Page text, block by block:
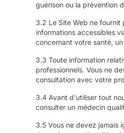
guérison ou la prévention
3.2 Le Site Web ne
informations accessibles
concernant votre santé,
3.3 Toute information
professionnels. Vous ne
consultation avec votre
3.4 Avant d'utiliser tout
consulter un médecin
3.5 Vous ne devez jamais